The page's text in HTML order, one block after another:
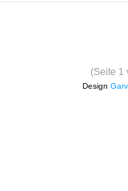
(Seite 1
Design